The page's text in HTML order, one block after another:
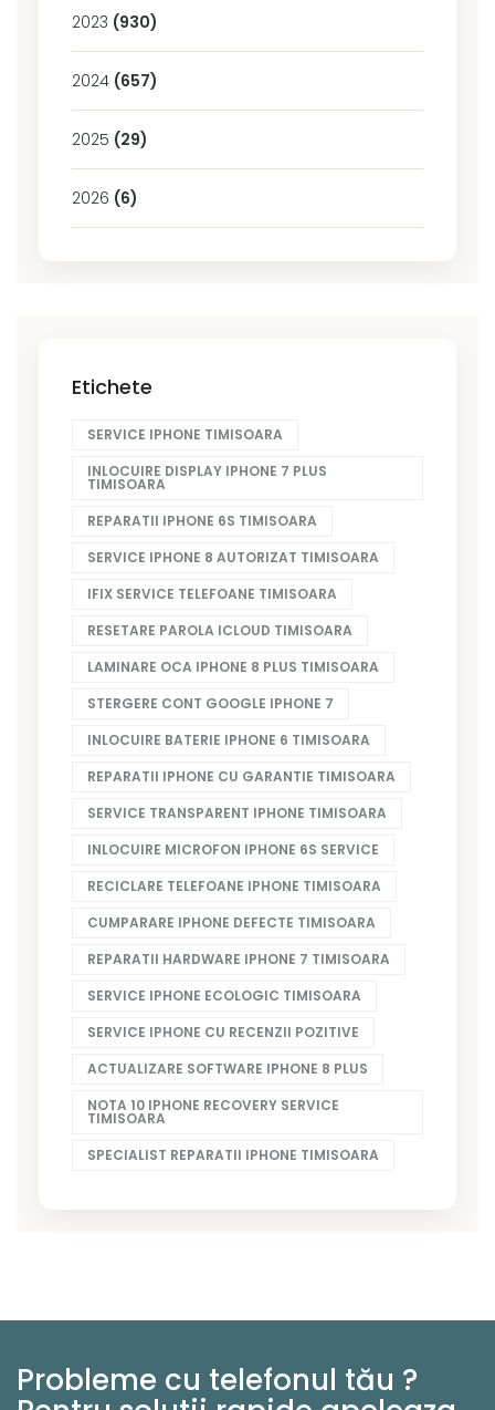
2023 (930)
2024 (657)
2025 (29)
2026 (6)
Etichete
SERVICE IPHONE TIMISOARA
INLOCUIRE DISPLAY IPHONE 7 PLUS
TIMISOARA
REPARATII IPHONE 6S TIMISOARA
SERVICE IPHONE 8 AUTORIZAT TIMISOARA
IFIX SERVICE TELEFOANE TIMISOARA
RESETARE PAROLA ICLOUD TIMISOARA
LAMINARE OCA IPHONE 8 PLUS TIMISOARA
STERGERE CONT GOOGLE IPHONE 7
INLOCUIRE BATERIE IPHONE 6 TIMISOARA
REPARATII IPHONE CU GARANTIE TIMISOARA
SERVICE TRANSPARENT IPHONE TIMISOARA
INLOCUIRE MICROFON IPHONE 6S SERVICE
RECICLARE TELEFOANE IPHONE TIMISOARA
CUMPARARE IPHONE DEFECTE TIMISOARA
REPARATII HARDWARE IPHONE 7 TIMISOARA
SERVICE IPHONE ECOLOGIC TIMISOARA
SERVICE IPHONE CU RECENZII POZITIVE
ACTUALIZARE SOFTWARE IPHONE 8 PLUS
NOTA 10 IPHONE RECOVERY SERVICE
TIMISOARA
SPECIALIST REPARATII IPHONE TIMISOARA
Probleme cu telefonul tău ?